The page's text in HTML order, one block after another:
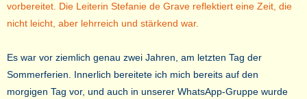
vorbereitet. Die Leiterin Stefanie de Grave reflektiert eine Zeit, die
nicht leicht, aber lehrreich und stärkend war.
Es war vor ziemlich genau zwei Jahren, am letzten Tag der
Sommerferien. Innerlich bereitete ich mich bereits auf den
morgigen Tag vor, und auch in unserer WhatsApp-Gruppe wurde